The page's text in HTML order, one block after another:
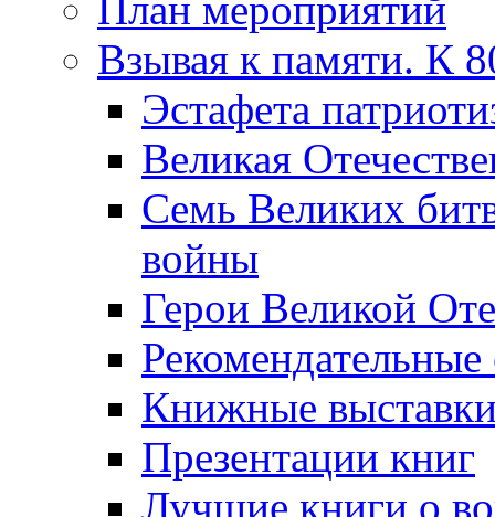
Взывая к памяти. К
Эcтафета
Великая
Семь Великих
войны
Герои Великой
Рекомендательные
Книжные
Презентации книг
Лучшие книги о